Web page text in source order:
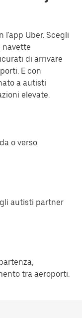
l'app Uber. Scegli
navette
di arrivare
E con
a autisti
elevate.
o verso
autisti partner
tra aeroporti.